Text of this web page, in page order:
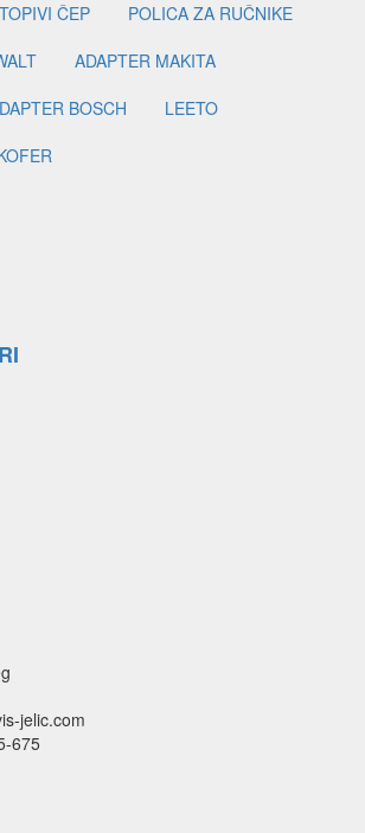
ČEP
POLICA ZA RUČNIKE
ADAPTER MAKITA
BOSCH
LEETO
jelic.com
675